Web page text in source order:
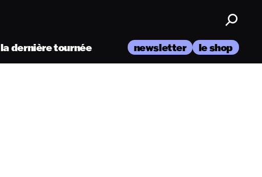
la dernière tournée newsletter le shop